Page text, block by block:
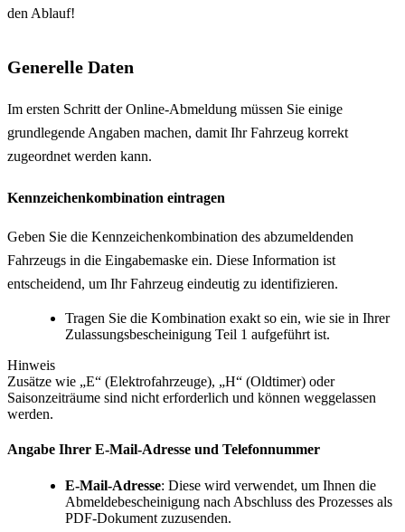
den Ablauf!
Generelle Daten
Im ersten Schritt der Online-Abmeldung müssen Sie einige
grundlegende Angaben machen, damit Ihr Fahrzeug korrekt
zugeordnet werden kann.
Kennzeichenkombination eintragen
Geben Sie die Kennzeichenkombination des abzumeldenden
Fahrzeugs in die Eingabemaske ein. Diese Information ist
entscheidend, um Ihr Fahrzeug eindeutig zu identifizieren.
Tragen Sie die Kombination exakt so ein, wie sie in Ihrer
Zulassungsbescheinigung Teil 1 aufgeführt ist.
Hinweis
Zusätze wie „E“ (Elektrofahrzeuge), „H“ (Oldtimer) oder
Saisonzeiträume sind nicht erforderlich und können weggelassen
werden.
Angabe Ihrer E-Mail-Adresse und Telefonnummer
E-Mail-Adresse: Diese wird verwendet, um Ihnen die
Abmeldebescheinigung nach Abschluss des Prozesses als
PDF-Dokument zuzusenden.